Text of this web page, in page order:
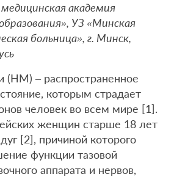
академия
УЗ «Минская
больница», г. Минск,
(НМ) – распространенное
которым страдает
человек во всем мире [1].
женщин старше 18 лет
[2], причиной которого
функции тазовой
аппарата и нервов,